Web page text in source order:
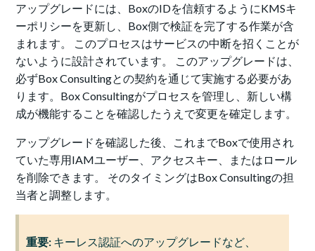
アップグレードには、BoxのIDを信頼するようにKMSキ
ーポリシーを更新し、Box側で検証を完了する作業が含
まれます。 このプロセスはサービスの中断を招くことが
ないように設計されています。 このアップグレードは、
必ずBox Consultingとの契約を通じて実施する必要があ
ります。Box Consultingがプロセスを管理し、新しい構
成が機能することを確認したうえで変更を確定します。
アップグレードを確認した後、これまでBoxで使用され
ていた専用IAMユーザー、アクセスキー、またはロール
を削除できます。 そのタイミングはBox Consultingの担
当者と調整します。
重要: キーレス認証へのアップグレードなど、